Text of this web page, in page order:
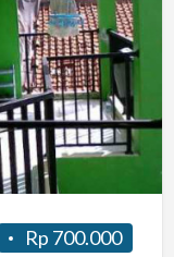
Rp 700.000